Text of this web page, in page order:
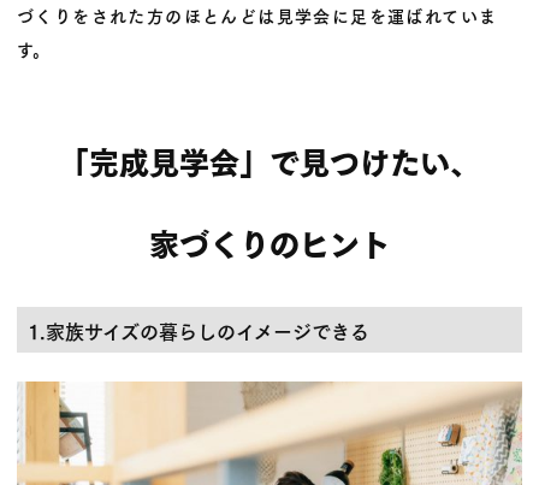
づくりをされた方のほとんどは見学会に足を運ばれていま
す。
「完成見学会」で見つけたい、
家づくりのヒント
1.家族サイズの暮らしのイメージできる